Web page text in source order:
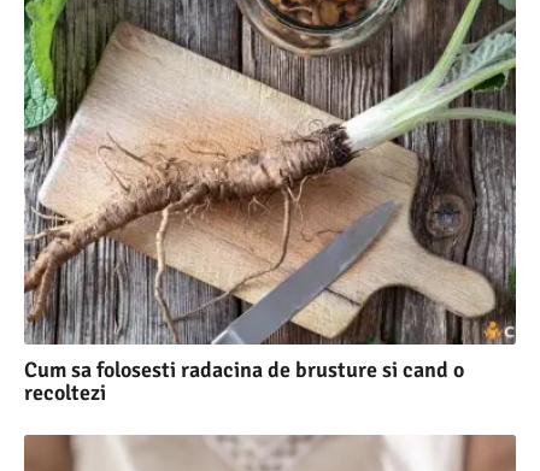
Cum sa folosesti radacina de brusture si cand o
recoltezi